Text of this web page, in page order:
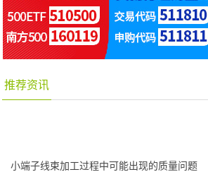
推荐资讯
小端子线束加工过程中可能出现的质量问题